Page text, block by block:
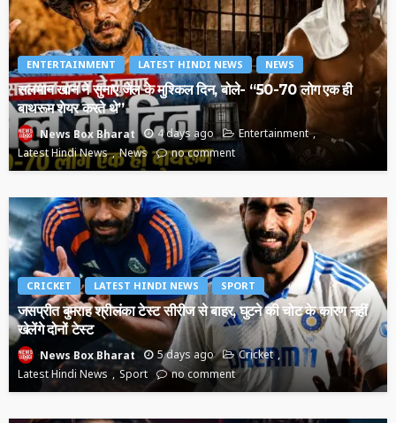
ENTERTAINMENT LATEST HINDI NEWS NEWS
सलमान खान ने सुनाए जेल के मुश्किल दिन, बोले- “50-70 लोग एक ही
बाथरूम शेयर करते थे”
News Box Bharat 4 days ago
Entertainment
Latest Hindi News
News no comment
CRICKET LATEST HINDI NEWS SPORT
जसप्रीत बुमराह श्रीलंका टेस्ट सीरीज से बाहर, घुटने की चोट के कारण नहीं
खेलेंगे दोनों टेस्ट
News Box Bharat 5 days ago
Cricket
Latest Hindi News
Sport no comment